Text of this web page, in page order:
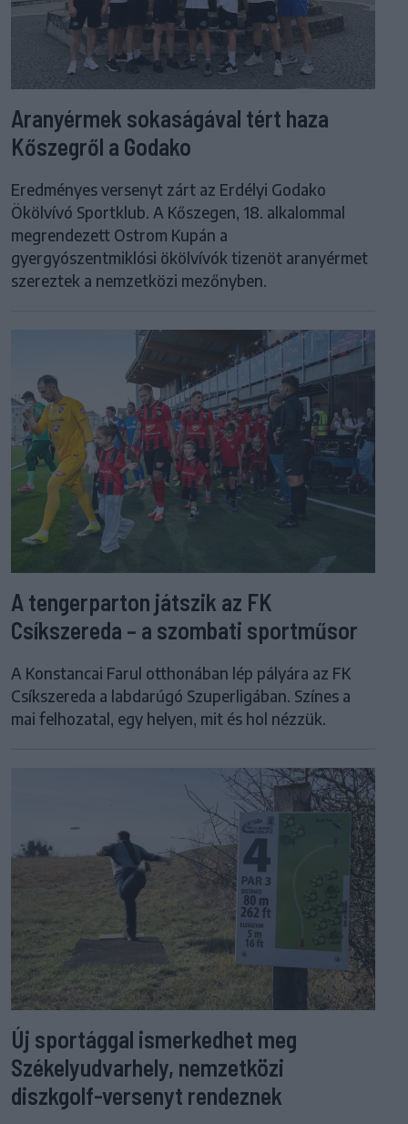
Aranyérmek sokaságával tért haza
Kőszegről a Godako
Eredményes versenyt zárt az Erdélyi Godako
Ökölvívó Sportklub. A Kőszegen, 18. alkalommal
megrendezett Ostrom Kupán a
gyergyószentmiklósi ökölvívók tizenöt aranyérmet
szereztek a nemzetközi mezőnyben.
A tengerparton játszik az FK
Csíkszereda – a szombati sportműsor
A Konstancai Farul otthonában lép pályára az FK
Csíkszereda a labdarúgó Szuperligában. Színes a
mai felhozatal, egy helyen, mit és hol nézzük.
Új sportággal ismerkedhet meg
Székelyudvarhely, nemzetközi
diszkgolf-versenyt rendeznek